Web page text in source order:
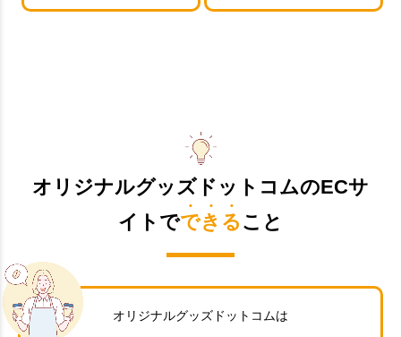
オリジナルグッズドットコムのECサ
イトでできる こと
オリジナルグッズドットコムは